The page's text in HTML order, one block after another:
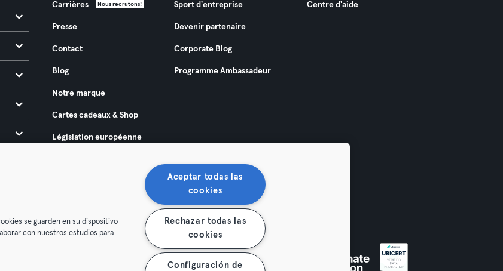
Carrières Nous recrutons!
Presse
Contact
Blog
Notre marque
Cartes cadeaux & Shop
Législation européenne
Sport d'entreprise
Devenir partenaire
Corporate Blog
Programme Ambassadeur
Centre d'aide
Mentions légales
se guarden en su dispositivo
con nuestros estudios para
Aceptar todas las
cookies
Rechazar todas las
cookies
Configuración de